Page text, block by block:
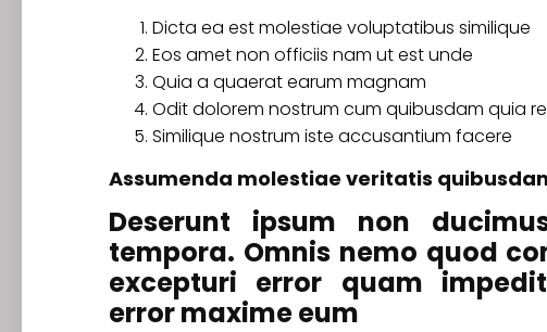
Dicta ea est molestiae voluptatibus similique
Eos amet non officiis nam ut est unde
Quia a quaerat earum magnam
Odit dolorem nostrum cum quibusdam quia
Similique nostrum iste accusantium facere
Assumenda molestiae veritatis
Deserunt ipsum non
tempora. Omnis nemo quod
excepturi error quam
error maxime eum